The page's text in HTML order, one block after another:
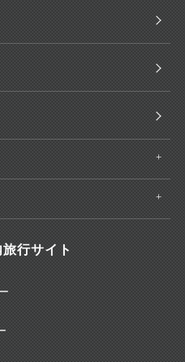
行サイト